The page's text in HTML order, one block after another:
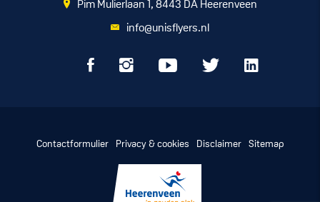
Pim Mulierlaan 1, 8443 DA Heerenveen
info@unisflyers.nl
Contactformulier Privacy & cookies Disclaimer Sitemap